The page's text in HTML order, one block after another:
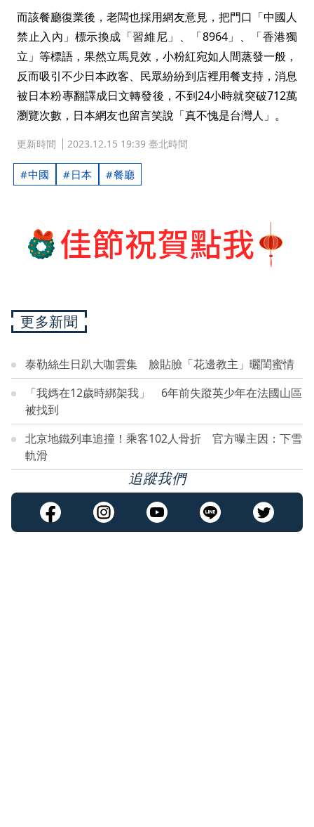
而該餐廳復業後，老闆也採用網友意見，把門口「中國人
禁止入內」標示換成「習維尼」、「8964」、「香港獨
立」等標語，果然立馬見效，小粉紅宛如人間蒸發一般，
反而吸引不少日本政客、民眾紛紛到店裡用餐支持，消息
被日本粉專翻譯成日文轉發後，不到24小時就突破712萬
瀏覽次數，日本網友也留言笑說「真不愧是台灣人」。
更新時間 2023.12.15 19:39 臺北時間
中國 日本 餐廳
更多新聞
泰勒絲生日趴大咖雲集 臉貼臉「花邊教主」曬閨蜜情
「我媽在12歲時綁架我」 6年前失蹤英少年在法國山區
被找到
北京地鐵列車追撞！乘客102人骨折 官方曝主因：下雪
軌滑
追蹤我們